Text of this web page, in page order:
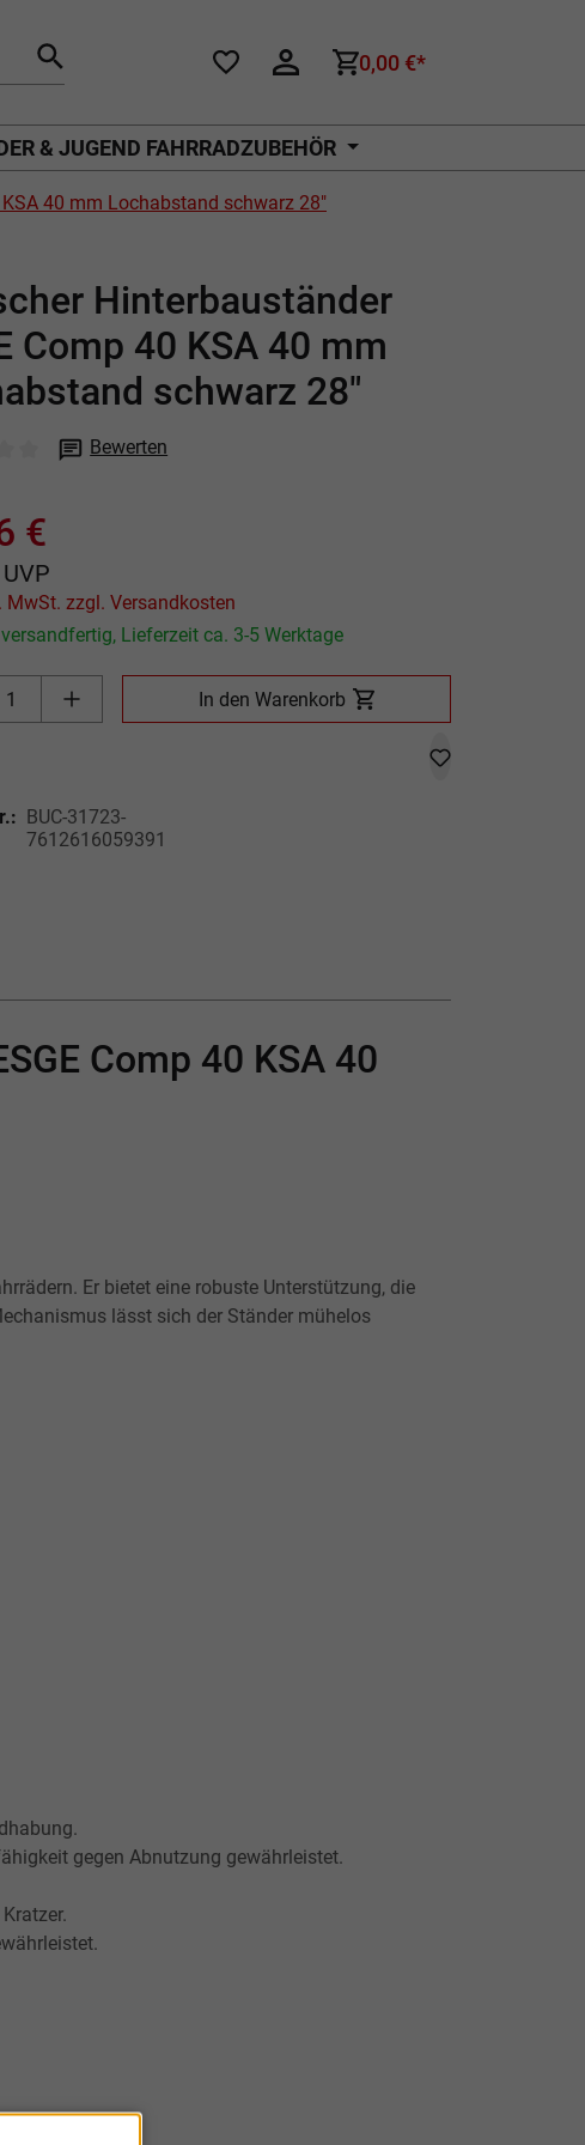
0,00 €*
& JUGEND FAHRRADZUBEHÖR
40 mm Lochabstand schwarz 28"
Hinterbauständer
Comp 40 KSA 40 mm
schwarz 28"
Bewerten
€
UVP
Preis inkl. MwSt. zzgl. Versandkosten
Lieferzeit ca. 3-5 Werktage
Produkt Anzahl: Gib den gewünschten Wert ein oder benutze
In den Warenkorb
BUC-31723-
7612616059391
Comp 40 KSA 40
Er bietet eine robuste Unterstützung, die
lässt sich der Ständer mühelos
gegen Abnutzung gewährleistet.